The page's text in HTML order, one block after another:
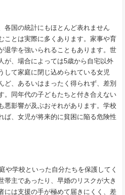
各国の統計にもほとんど表れません
ことは実際に多くあります。家事や育
退学を強いられることもあります。世
が、場合によっては5歳から自宅以外
して家庭に閉じ込められている女児
ど、あるいはまったく得られず、差別
。同年代の子どもたちと付き合えない
悪影響が及ぶおそれがあります。学校
ば、女児が将来的に貧困に陥る危険性
や学校といった自分たちを保護してく
帯主であったり、早婚のリスクが大き
には支援の手が極めて届きにくく、差